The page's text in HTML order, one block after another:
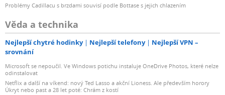
Problémy Cadillacu s brzdami souvisí podle Bottase s jejich chlazením
Věda a technika
Nejlepší chytré hodinky Nejlepší telefony
Nejlepší VPN –
srovnání
Microsoft se nepoučil. Ve Windows potichu instaluje OneDrive Photos, které nelze
odinstalovat
Netflix a další na víkend: nový Ted Lasso a akční Lioness. Ale především horory
Úkryt nebo past a 28 let poté: Chrám z kostí